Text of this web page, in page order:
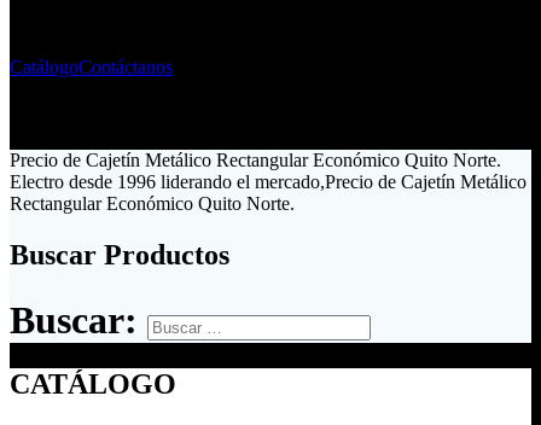
CatálogoContáctanos
Precio de Cajetín Metálico Rectangular Económico Quito Norte.
Electro desde 1996 liderando el mercado,Precio de Cajetín Metálico
Rectangular Económico Quito Norte.
Buscar Productos
Buscar:
CATÁLOGO